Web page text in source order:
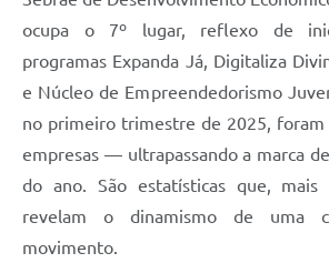
ocupa o 7º lugar, reflexo de
programas Expanda Já, Digitaliza
e Núcleo de Empreendedorismo
no primeiro trimestre de 2025, foram
empresas — ultrapassando a marca
do ano. São estatísticas que, mais
revelam o dinamismo de uma
movimento.